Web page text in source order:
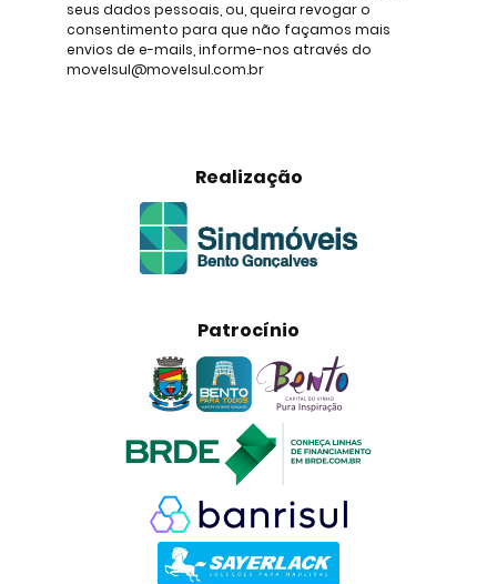
seus dados pessoais, ou, queira revogar o
consentimento para que não façamos mais
envios de e-mails, informe-nos através do
movelsul@movelsul.com.br
Realização
Patrocínio